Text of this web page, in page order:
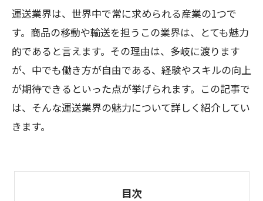
運送業界は、世界中で常に求められる産業の1つで
す。商品の移動や輸送を担うこの業界は、とても魅力
的であると言えます。その理由は、多岐に渡ります
が、中でも働き方が自由である、経験やスキルの向上
が期待できるといった点が挙げられます。この記事で
は、そんな運送業界の魅力について詳しく紹介してい
きます。
目次